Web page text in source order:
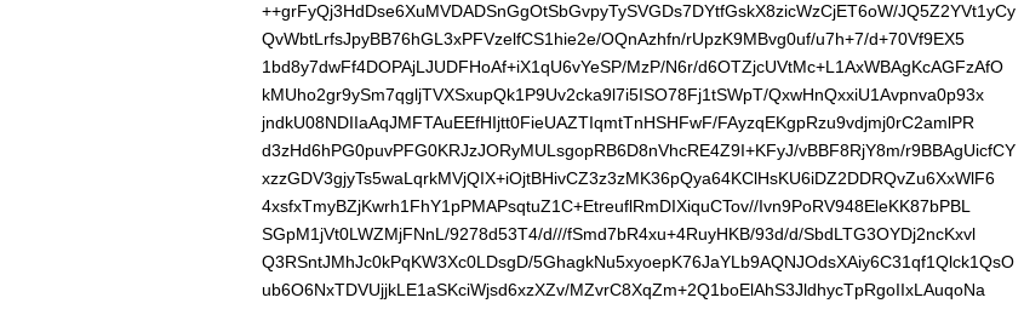
++grFyQj3HdDse6XuMVDADSnGgOtSbGvpyTySVGDs7DYtfGskX8zicWzCjET6oW/JQ5Z2YVt1yCy
QvWbtLrfsJpyBB76hGL3xPFVzelfCS1hie2e/OQnAzhfn/rUpzK9MBvg0uf/u7h+7/d+70Vf9EX5
1bd8y7dwFf4DOPAjLJUDFHoAf+iX1qU6vYeSP/MzP/N6r/d6OTZjcUVtMc+L1AxWBAgKcAGFzAfO
kMUho2gr9ySm7qgljTVXSxupQk1P9Uv2cka9l7i5ISO78Fj1tSWpT/QxwHnQxxiU1Avpnva0p93x
jndkU08NDIIaAqJMFTAuEEfHIjtt0FieUAZTIqmtTnHSHFwF/FAyzqEKgpRzu9vdjmj0rC2amlPR
d3zHd6hPG0puvPFG0KRJzJORyMULsgopRB6D8nVhcRE4Z9I+KFyJ/vBBF8RjY8m/r9BBAgUicfCY
xzzGDV3gjyTs5waLqrkMVjQIX+iOjtBHivCZ3z3zMK36pQya64KClHsKU6iDZ2DDRQvZu6XxWlF6
4xsfxTmyBZjKwrh1FhY1pPMAPsqtuZ1C+EtreuflRmDIXiquCTov//Ivn9PoRV948EleKK87bPBL
SGpM1jVt0LWZMjFNnL/9278d53T4/d///fSmd7bR4xu+4RuyHKB/93d/d/SbdLTG3OYDj2ncKxvl
Q3RSntJMhJc0kPqKW3Xc0LDsgD/5GhagkNu5xyoepK76JaYLb9AQNJOdsXAiy6C31qf1Qlck1QsO
ub6O6NxTDVUjjkLE1aSKciWjsd6xzXZv/MZvrC8XqZm+2Q1boElAhS3JldhycTpRgoIIxLAuqoNa